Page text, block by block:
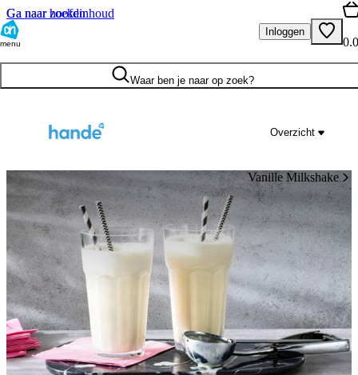
Ga naar hoofdinhoud
Ga naar zoeken
menu
Inloggen
Waar ben je naar op zoek?
Overzicht
Vanille Milkshake